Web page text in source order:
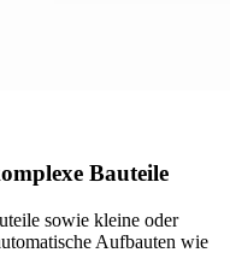
Bauteile
sowie kleine oder
Aufbauten wie